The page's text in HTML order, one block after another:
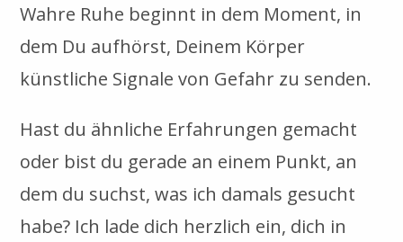
Wahre Ruhe beginnt in dem Moment, in
dem Du aufhörst, Deinem Körper
künstliche Signale von Gefahr zu senden.
Hast du ähnliche Erfahrungen gemacht
oder bist du gerade an einem Punkt, an
dem du suchst, was ich damals gesucht
habe? Ich lade dich herzlich ein, dich in